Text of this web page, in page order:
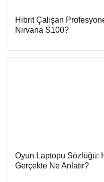
Hibrit Çalışan
Nirvana S100?
Oyun Laptopu Sözlüğü:
Gerçekte Ne Anlatır?